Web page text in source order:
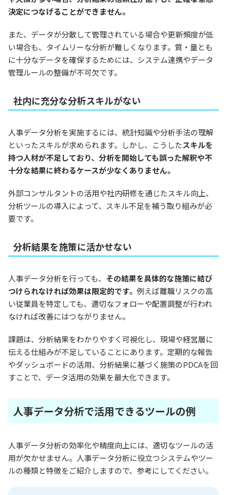
決定につなげることができません。
また、データが分散して管理されている場合や更新頻度が低
い場合も、タイムリーな分析が難しくなります。質・量とも
に十分なデータを確保するためには、システム連携やデータ
管理ルールの整備が不可欠です。
社内に充分な分析スキルがない
人事データ分析を実施するには、統計知識や分析手法の理解
といったスキルが求められます。しかし、こうしたスキルを
持つ人材が不足しており、分析を開始しても誤った解釈や不
十分な結果に終わるケースが少なくありません。
外部コンサルタントの活用や社内研修を通じたスキル向上、
分析ツールの導入によって、スキル不足を補う取り組みが必
要です。
分析結果を施策に活かせない
人事データ分析を行っても、 その結果を具体的な施策に結び
つけられなければ効果は限定的です。 例えば離職リスクの高
い従業員を特定しても、適切なフォローや配置調整が行われ
なければ改善にはつながりません。
課題は、分析結果をわかりやすく可視化し、現場や経営層に
伝える仕組みが不足していることにあります。定期的な報告
やダッシュボードの活用、分析結果に基づく施策のPDCAを回
すことで、データ活用の効果を最大化できます。
人事データ分析で活用できるツールの例
人事データ分析の効率化や精度向上には、適切なツールの活
用が欠かせません。人事データ分析に役立つシステムやツー
ルの種類と特徴をご紹介しますので、参考にしてください。